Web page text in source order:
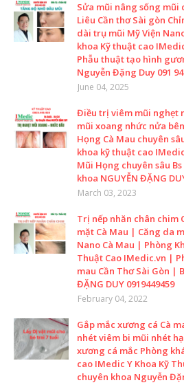
Sửa mũi nâng sống mũi
Liêu Cần thơ Sài gòn
dài trụ mũi Mỹ Viện
khoa Kỹ thuật cao
Phẫu thuật tạo hình
Nguyễn Đặng Duy 091
June 04, 2025
Điều trị viêm mũi nghẹt
mũi xoang nhức nửa
Họng Cà Mau chuyên
khoa kỹ thuật cao
Mũi Họng chuyên sâu Bs
khoa NGUYỄN ĐẶNG
March 03, 2023
Trị nếp nhăn chân chim
mặt Cà Mau | Căng da
Nano Cà Mau | Phòng
Thuật Cao IMedic.vn |
mau Cần Thơ Sài Gòn |
ĐẶNG DUY 0919449459
February 04, 2022
Gắp mắc xương cá Cà
nhét viêm bi mũi nhét
xương cá mắc Phòng
cao IMedic Y Khoa Kỹ
chuyên khoa Nguyễn